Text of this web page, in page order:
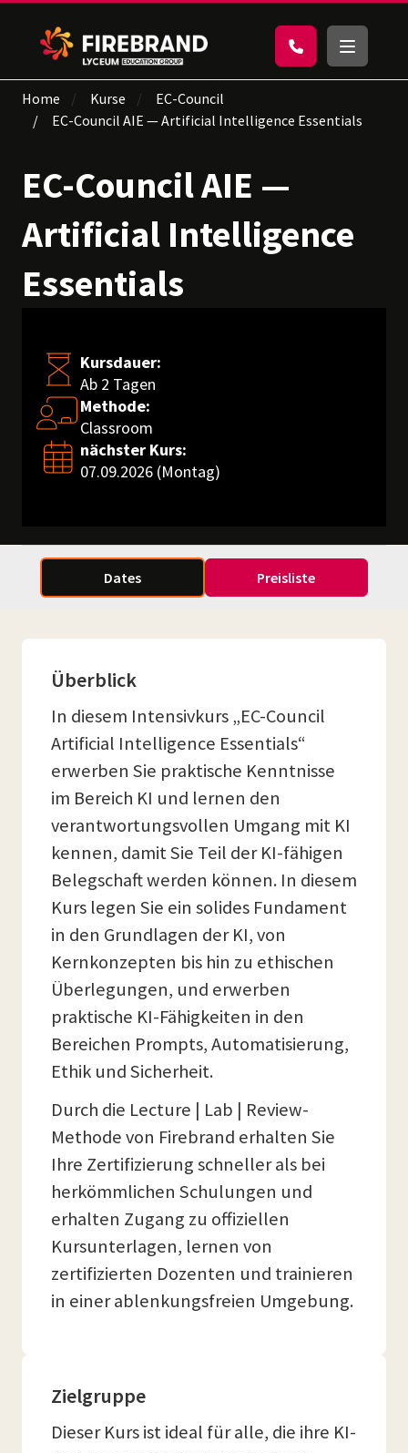
Home Kurse
EC-Council
EC-Council AIE — Artificial Intelligence Essentials
EC-Council AIE —
Artificial Intelligence
Essentials
Kursdauer:
Ab 2 Tagen
Methode:
Classroom
nächster Kurs:
07.09.2026 (Montag)
Dates Preisliste
Überblick
In diesem Intensivkurs „EC-Council
Artificial Intelligence Essentials“
erwerben Sie praktische Kenntnisse
im Bereich KI und lernen den
verantwortungsvollen Umgang mit KI
kennen, damit Sie Teil der KI-fähigen
Belegschaft werden können. In diesem
Kurs legen Sie ein solides Fundament
in den Grundlagen der KI, von
Kernkonzepten bis hin zu ethischen
Überlegungen, und erwerben
praktische KI-Fähigkeiten in den
Bereichen Prompts, Automatisierung,
Ethik und Sicherheit.
Durch die Lecture | Lab | Review-
Methode von Firebrand erhalten Sie
Ihre Zertifizierung schneller als bei
herkömmlichen Schulungen und
erhalten Zugang zu offiziellen
Kursunterlagen, lernen von
zertifizierten Dozenten und trainieren
in einer ablenkungsfreien Umgebung.
Zielgruppe
Dieser Kurs ist ideal für alle, die ihre KI-